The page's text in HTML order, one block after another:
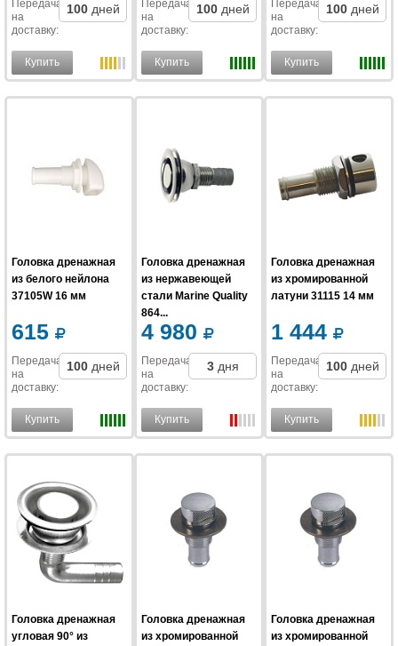
Передача
на
доставку:
100 дней
Купить
Передача
на
доставку:
100 дней
Купить
Передача
на
доставку:
100 дней
Купить
Головка дренажная
из белого нейлона
37105W 16 мм
615
Передача
на
доставку:
100 дней
Купить
Головка дренажная
из нержавеющей
стали Marine Quality
864...
4 980
Передача
на
доставку:
3 дня
Купить
Головка дренажная
из хромированной
латуни 31115 14 мм
1 444
Передача
на
доставку:
100 дней
Купить
Головка дренажная
угловая 90° из
Головка дренажная
из хромированной
Головка дренажная
из хромированной